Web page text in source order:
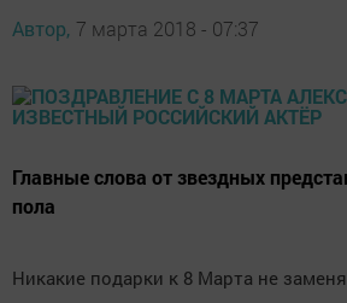
Автор, 7 марта 2018 - 07:37
Главные слова от звездных
пола
Никакие подарки к 8 Марта не